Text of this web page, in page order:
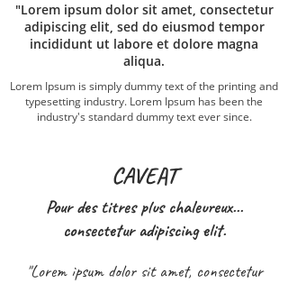
"Lorem ipsum dolor sit amet, consectetur
adipiscing elit, sed do eiusmod tempor
incididunt ut labore et dolore magna
aliqua.
Lorem Ipsum is simply dummy text of the printing and
typesetting industry. Lorem Ipsum has been the
industry's standard dummy text ever since.
CAVEAT
Pour des titres plus chaleureux...
consectetur adipiscing elit.
"Lorem ipsum dolor sit amet, consectetur